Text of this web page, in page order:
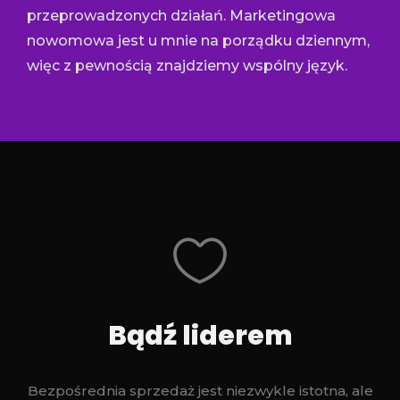
przeprowadzonych działań. Marketingowa
nowomowa jest u mnie na porządku dziennym,
więc z pewnością znajdziemy wspólny język.
Bądź liderem
Bezpośrednia sprzedaż jest niezwykle istotna, ale